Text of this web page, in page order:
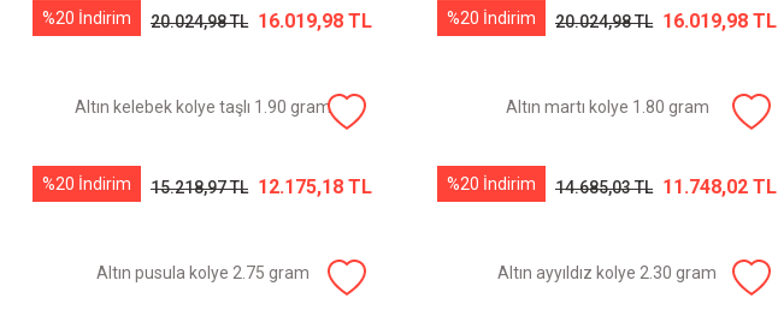
%20 İndirim 20.024,98 TL 16.019,98 TL %20 İndirim 20.024,98 TL 16.019,98 TL
Altın kelebek kolye taşlı 1.90 gram
%20 İndirim 15.218,97 TL 12.175,18 TL
Altın martı kolye 1.80 gram
%20 İndirim 14.685,03 TL 11.748,02 TL
Altın pusula kolye 2.75 gram Altın ayyıldız kolye 2.30 gram